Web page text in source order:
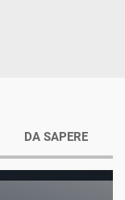
DA SAPERE